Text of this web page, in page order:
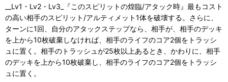
__Lv1・Lv2・Lv3_『このスピリットの煌臨/アタック時』最もコスト
の高い相手のスピリット/アルティメット1体を破壊する。さらに、
ターンに1回、自分のアタックステップなら、相手が、相手のデッキ
を上から10枚破棄しなければ、相手のライフのコア2個をトラッシ
ュに置く。相手のトラッシュが25枚以上あるとき、かわりに、相手
のデッキを上から10枚破棄し、相手のライフのコア2個をトラッシ
ュに置く。